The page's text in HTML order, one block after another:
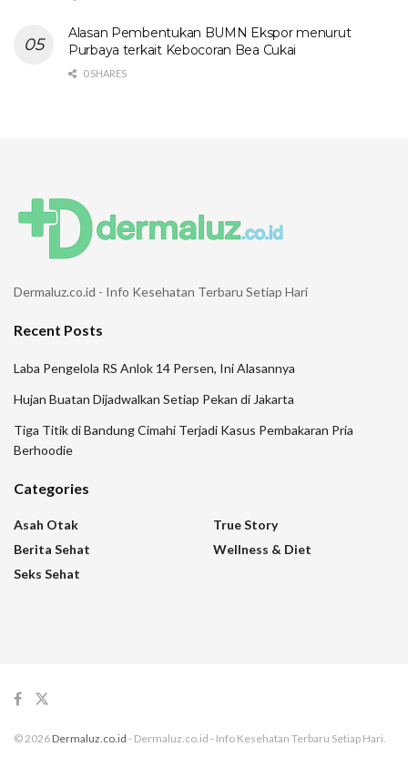
Alasan Pembentukan BUMN Ekspor menurut
Purbaya terkait Kebocoran Bea Cukai
0 SHARES
Dermaluz.co.id - Info Kesehatan Terbaru Setiap Hari
Recent Posts
Laba Pengelola RS Anlok 14 Persen, Ini Alasannya
Hujan Buatan Dijadwalkan Setiap Pekan di Jakarta
Tiga Titik di Bandung Cimahi Terjadi Kasus Pembakaran Pria
Berhoodie
Categories
Asah Otak
Berita Sehat
Seks Sehat
True Story
Wellness & Diet
© 2026 Dermaluz.co.id - Dermaluz.co.id - Info Kesehatan Terbaru Setiap Hari.